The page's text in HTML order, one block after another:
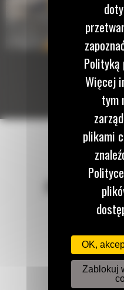
122
Więcej
tym
plikami
OK,
Zablokuj